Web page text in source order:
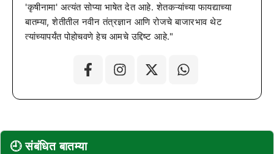
'कृषीनामा' अत्यंत सोप्या भाषेत देत आहे. शेतकऱ्यांच्या फायद्याच्या
बातम्या, शेतीतील नवीन तंत्रज्ञान आणि रोजचे बाजारभाव थेट
त्यांच्यापर्यंत पोहोचवणे हेच आमचे उद्दिष्ट आहे."
🕘 संबंधित बातम्या